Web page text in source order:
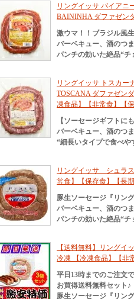
リングイッサ バイアニ
BAININHA ダファゼ
激ウマ！！ブラジル風
バーベキュー、酒のつ
パンチの効いた絶品“チ
リングイッサ トスカー
TOSCANA ダファゼン
凍食品】【非常食】【
【ソーセージギフトに
バーベキュー、酒のつ
“細長いタイプで食べや
リングイッサ シュラ
常食】【保存食】【長
豚生ソーセージ『リン
バーベキュー、酒のつ
パンチの効いた絶品“チ
【送料無料】リング
冷凍 【冷凍食品】【非
平日13時までのご注文
お買得送料無料セット♪
豚生ソーセージ『リン